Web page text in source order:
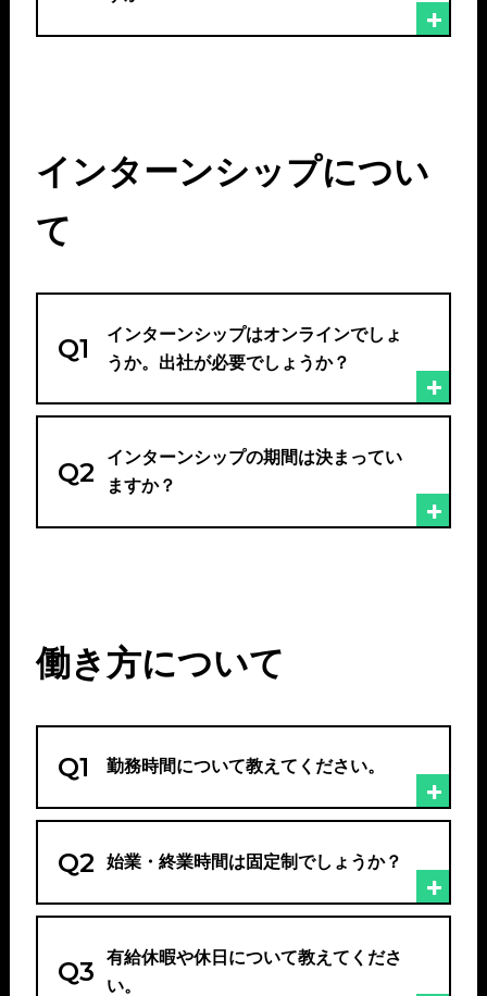
インターンシップについ
て
Q1
インターンシップはオンラインでしょ
うか。出社が必要でしょうか？
Q2
インターンシップの期間は決まってい
ますか？
働き方について
Q1 勤務時間について教えてください。
Q2 始業・終業時間は固定制でしょうか？
Q3
有給休暇や休日について教えてくださ
い。